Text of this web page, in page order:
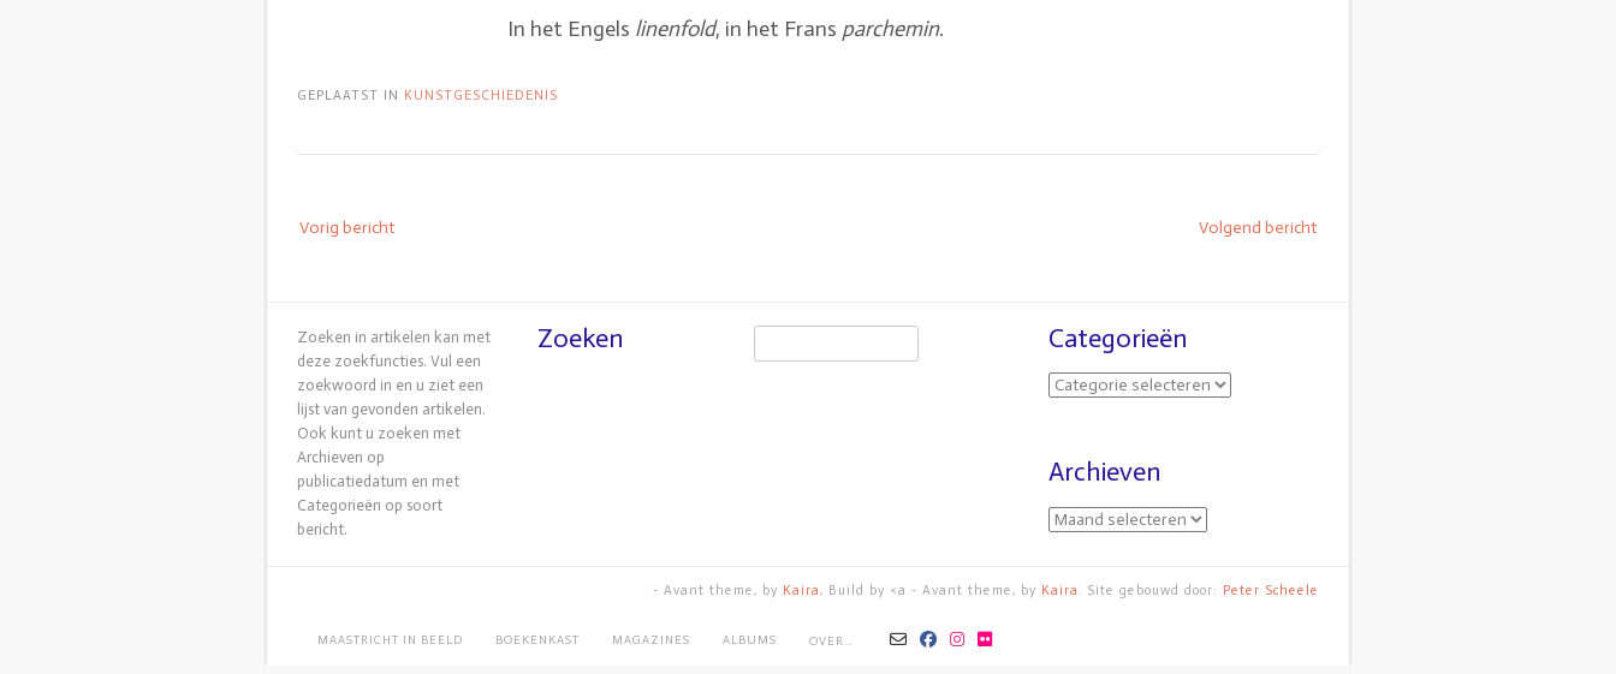
In het Engels linenfold, in het Frans parchemin.
GEPLAATST IN KUNSTGESCHIEDENIS
Vorig bericht Volgend bericht
Zoeken in artikelen kan met
deze zoekfuncties. Vul een
zoekwoord in en u ziet een
lijst van gevonden artikelen.
Ook kunt u zoeken met
Archieven op
publicatiedatum en met
Categorieën op soort
bericht.
Zoeken Categorieën
Archieven
- Avant theme, by Kaira, Build by <a - Avant theme, by Kaira . Site gebouwd door: Peter Scheele
MAASTRICHT IN BEELD BOEKENKAST MAGAZINES ALBUMS OVER…